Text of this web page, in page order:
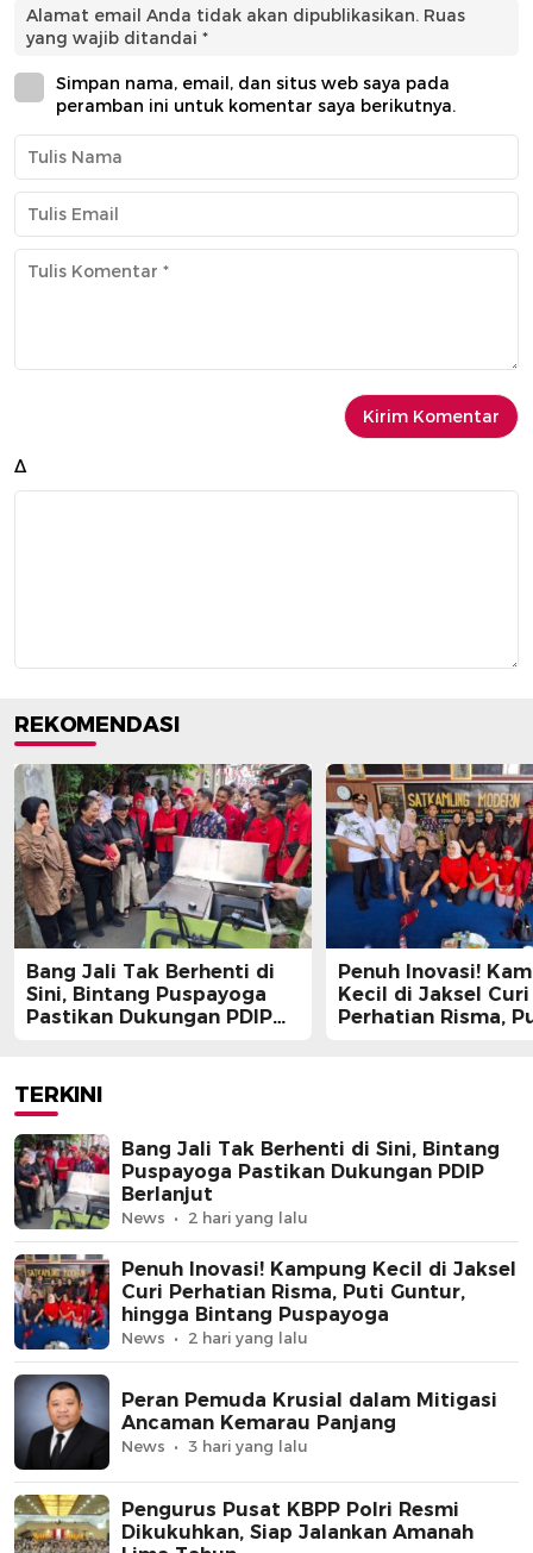
Alamat email Anda tidak akan dipublikasikan. Ruas
yang wajib ditandai *
Simpan nama, email, dan situs web saya pada
peramban ini untuk komentar saya berikutnya.
Δ
REKOMENDASI
Bang Jali Tak Berhenti di
Sini, Bintang Puspayoga
Pastikan Dukungan PDIP
Penuh Inovasi!
Kecil di Jaksel Curi
Perhatian Risma,
TERKINI
Bang Jali Tak Berhenti di Sini, Bintang
Puspayoga Pastikan Dukungan PDIP
Berlanjut
News 2 hari yang lalu
Penuh Inovasi! Kampung Kecil di Jaksel
Curi Perhatian Risma, Puti Guntur,
hingga Bintang Puspayoga
News 2 hari yang lalu
Peran Pemuda Krusial dalam Mitigasi
Ancaman Kemarau Panjang
News 3 hari yang lalu
Pengurus Pusat KBPP Polri Resmi
Dikukuhkan, Siap Jalankan Amanah